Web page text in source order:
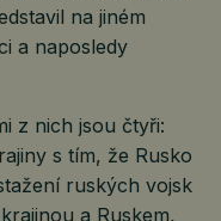
na jiném
a naposledy
z nich jsou čtyři:
s tím, že Rusko
ruských vojsk
a Ruskem,